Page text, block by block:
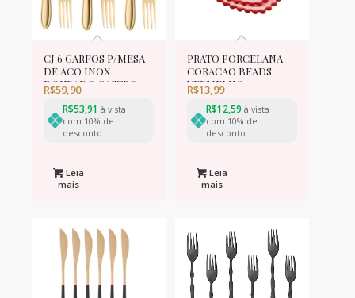
CJ 6 GARFOS P/MESA
DE ACO INOX
DOURADO GASTRO
19cm
R$59,90
R$53,91 à vista
com 10% de
desconto
Leia
mais
PRATO PORCELANA
CORACAO BEADS
VERMELHO 12x10x1cm
R$13,99
R$12,59 à vista
com 10% de
desconto
Leia
mais